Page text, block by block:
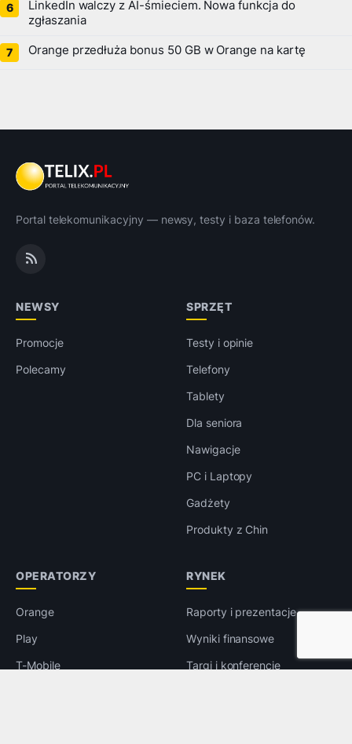
LinkedIn walczy z AI-śmieciem. Nowa funkcja do
zgłaszania
Orange przedłuża bonus 50 GB w Orange na kartę
Portal telekomunikacyjny — newsy, testy i baza telefonów.
NEWSY
Promocje
Polecamy
SPRZĘT
Testy i opinie
Telefony
Tablety
Dla seniora
Nawigacje
PC i Laptopy
Gadżety
Produkty z Chin
OPERATORZY
Orange
Play
T-Mobile
RYNEK
Raporty i prezentacje
Wyniki finansowe
Targi i konferencje